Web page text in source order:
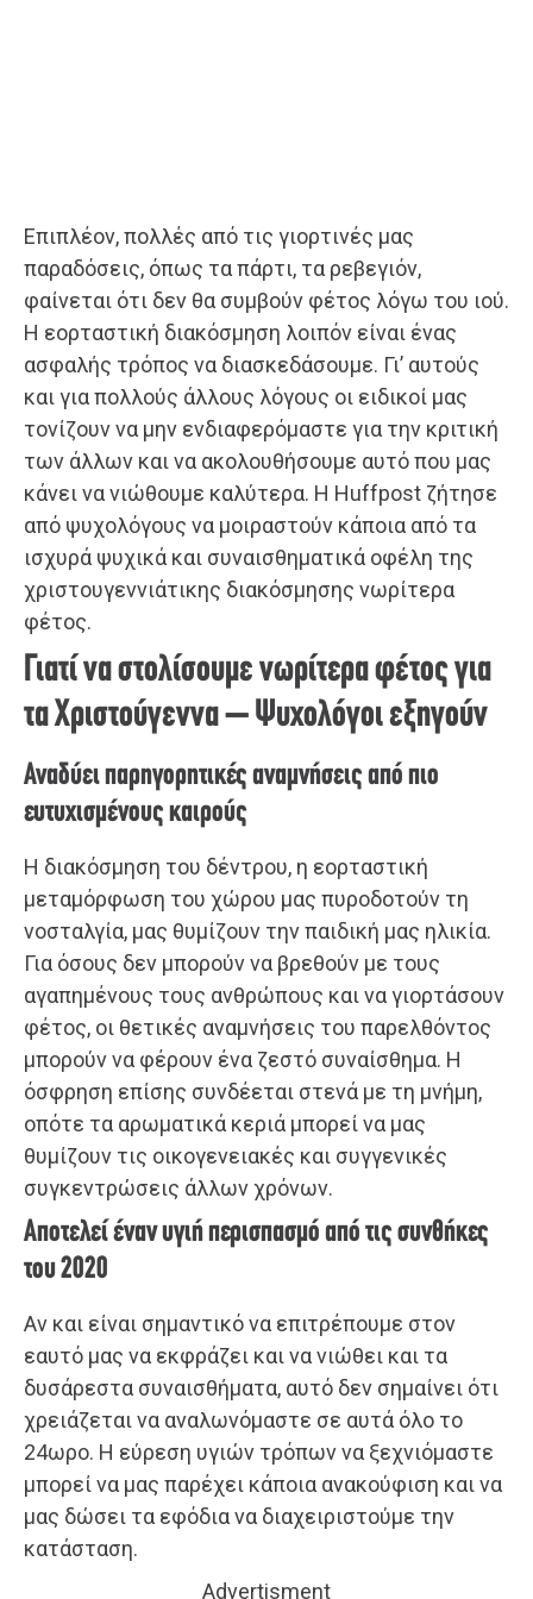
Επιπλέον, πολλές από τις γιορτινές μας
παραδόσεις, όπως τα πάρτι, τα ρεβεγιόν,
φαίνεται ότι δεν θα συμβούν φέτος λόγω του ιού.
Η εορταστική διακόσμηση λοιπόν είναι ένας
ασφαλής τρόπος να διασκεδάσουμε. Γι’ αυτούς
και για πολλούς άλλους λόγους οι ειδικοί μας
τονίζουν να μην ενδιαφερόμαστε για την κριτική
των άλλων και να ακολουθήσουμε αυτό που μας
κάνει να νιώθουμε καλύτερα. Η Huffpost ζήτησε
από ψυχολόγους να μοιραστούν κάποια από τα
ισχυρά ψυχικά και συναισθηματικά οφέλη της
χριστουγεννιάτικης διακόσμησης νωρίτερα
φέτος.
Γιατί να στολίσουμε νωρίτερα φέτος για
τα Χριστούγεννα – Ψυχολόγοι εξηγούν
Αναδύει παρηγορητικές αναμνήσεις από πιο
ευτυχισμένους καιρούς
Η διακόσμηση του δέντρου, η εορταστική
μεταμόρφωση του χώρου μας πυροδοτούν τη
νοσταλγία, μας θυμίζουν την παιδική μας ηλικία.
Για όσους δεν μπορούν να βρεθούν με τους
αγαπημένους τους ανθρώπους και να γιορτάσουν
φέτος, οι θετικές αναμνήσεις του παρελθόντος
μπορούν να φέρουν ένα ζεστό συναίσθημα. Η
όσφρηση επίσης συνδέεται στενά με τη μνήμη,
οπότε τα αρωματικά κεριά μπορεί να μας
θυμίζουν τις οικογενειακές και συγγενικές
συγκεντρώσεις άλλων χρόνων.
Αποτελεί έναν υγιή περισπασμό από τις συνθήκες
του 2020
Αν και είναι σημαντικό να επιτρέπουμε στον
εαυτό μας να εκφράζει και να νιώθει και τα
δυσάρεστα συναισθήματα, αυτό δεν σημαίνει ότι
χρειάζεται να αναλωνόμαστε σε αυτά όλο το
24ωρο. Η εύρεση υγιών τρόπων να ξεχνιόμαστε
μπορεί να μας παρέχει κάποια ανακούφιση και να
μας δώσει τα εφόδια να διαχειριστούμε την
κατάσταση.
Advertisment